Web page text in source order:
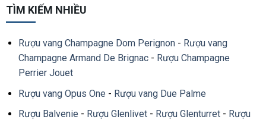
TÌM KIẾM NHIỀU
Rượu vang Champagne Dom Perignon- Rượu vang
Champagne Armand De Brignac- Rượu Champagne
Perrier Jouet
Rượu vang Opus One - Rượu vang Due Palme
Rượu Balvenie - Rượu Glenlivet- Rượu Glenturret- Rượu